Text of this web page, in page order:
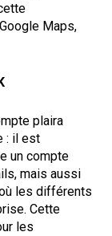
Maps,
plaira
: il est
un compte
mais aussi
les différents
Cette
les